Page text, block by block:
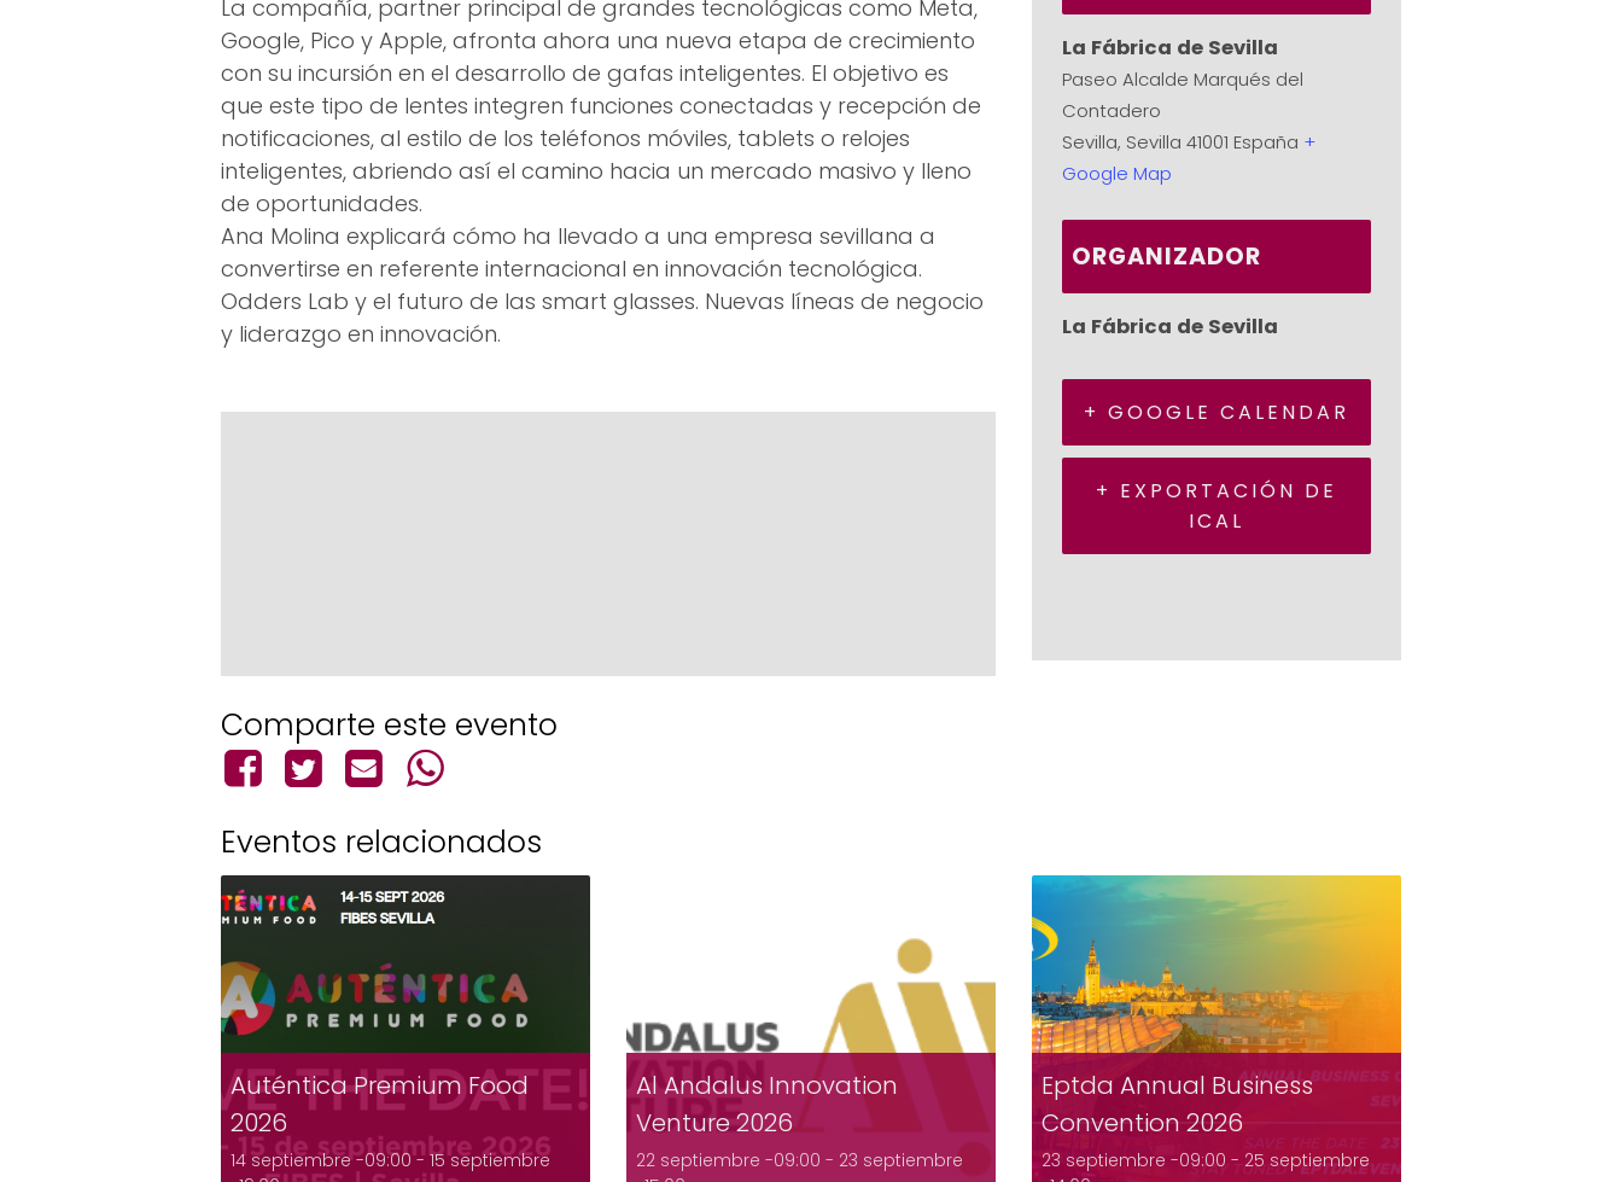
La compañía, partner principal de grandes tecnológicas como Meta,
Google, Pico y Apple, afronta ahora una nueva etapa de crecimiento
con su incursión en el desarrollo de gafas inteligentes. El objetivo es
que este tipo de lentes integren funciones conectadas y recepción de
notificaciones, al estilo de los teléfonos móviles, tablets o relojes
inteligentes, abriendo así el camino hacia un mercado masivo y lleno
de oportunidades.
Ana Molina explicará cómo ha llevado a una empresa sevillana a
convertirse en referente internacional en innovación tecnológica.
Odders Lab y el futuro de las smart glasses. Nuevas líneas de negocio
y liderazgo en innovación.
Comparte este evento
La Fábrica de Sevilla
Paseo Alcalde Marqués del
Contadero
Sevilla, Sevilla 41001 España +
Google Map
ORGANIZADOR
La Fábrica de Sevilla
+ GOOGLE CALENDAR
+ EXPORTACIÓN DE
ICAL
Eventos relacionados
Auténtica Premium Food
2026
14 septiembre -09:00- 15 septiembre
Al Andalus Innovation
Venture 2026
22 septiembre -09:00 - 23 septiembre
Eptda Annual Business
Convention 2026
23 septiembre -09:00 -25 septiembre